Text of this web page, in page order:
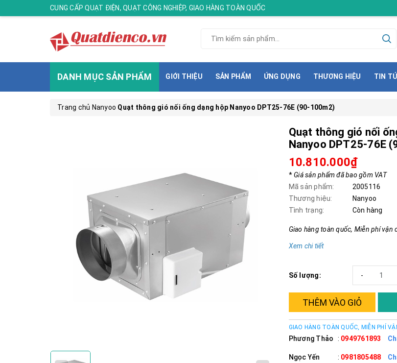
CUNG CẤP QUẠT ĐIỆN, QUẠT CÔNG NGHIỆP, GIAO HÀNG TOÀN QUỐC
DANH MỤC SẢN PHẨM GIỚI THIỆU SẢN PHẨM ỨNG DỤNG THƯƠNG HIỆU TIN
Trang chủ Nanyoo Quạt thông gió nối ống dạng hộp Nanyoo DPT25-76E (90-100m2)
Quạt thông gió nối
Nanyoo DPT25-76E
10.810.000₫
*Giá sản phẩm đã bao gồm VAT
Mã sản phẩm:
2005116
Thương hiệu:
Nanyoo
Tình trạng:
Còn hàng
Giao hàng toàn quốc, Miễn phí vận
Xem chi tiết
Số lượng: -
THÊM VÀO GIỎ
GIAO HÀNG TOÀN QUỐC, MIỄN PHÍ
Phương Thảo : 0949761893
Ngọc Yến : 0981805488